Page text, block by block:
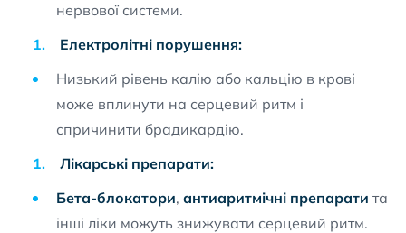
нервової системи.
Електролітні порушення:
Низький рівень калію або кальцію в крові
може вплинути на серцевий ритм і
спричинити брадикардію.
Лікарські препарати:
Бета-блокатори, антиаритмічні препарати та
інші ліки можуть знижувати серцевий ритм.